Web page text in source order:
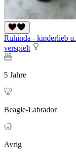
Ruhinda - kinderlieb u.
verspielt
5 Jahre
Beagle-Labrador
Avrig